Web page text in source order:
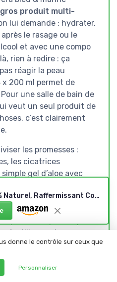
produit multi-
lui demande : hydrater,
le rasage ou le
et avec une compo
rien à redire : ça
réagir la peau
200 ml permet de
une salle de bain de
veut un seul produit de
c’est clairement
les promesses :
les cicatrices
gel d’aloe avec
pointu.
peau, oui, mais ce n’est
vrai point noir, c’est le
qui ne suit pas toujours
à utiliser, gel un peu
obligé d’ouvrir le
le produit. Ça
mais ça rend
Gel d'Aloe Vera 100% Naturel, Raffermissant Corps, Anti Rides Visage, Hydratant Peau et Cheveux, Apaisant et Réparateur Cheveux (Après Soleil, Après le Rasage et l'épilation) - 3 x 200 ml
donne le contrôle sur ceux que
Personnaliser